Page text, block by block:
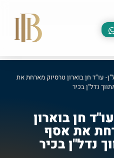
עו"ד חן בוארון טרסיוק מארחת את
נדל"ן בכיר
חן בוארון
את אסף
נדל"ן בכיר